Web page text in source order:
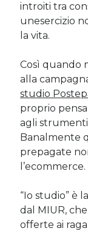
Cerca nel blog
Archivi
Archivi
Cerca nel
Cerca
introiti tra
unesercizio
la vita.
Così quando
alla
studio
proprio
agli
Banalmente
prepagate
l’ecommerce.
“Io studio” è
dal MIUR,
offerte ai